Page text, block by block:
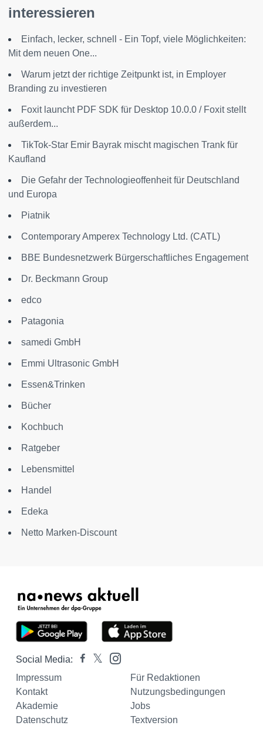
interessieren
Einfach, lecker, schnell - Ein Topf, viele Möglichkeiten:
Mit dem neuen One...
Warum jetzt der richtige Zeitpunkt ist, in Employer
Branding zu investieren
Foxit launcht PDF SDK für Desktop 10.0.0 / Foxit stellt
außerdem...
TikTok-Star Emir Bayrak mischt magischen Trank für
Kaufland
Die Gefahr der Technologieoffenheit für Deutschland
und Europa
Piatnik
Contemporary Amperex Technology Ltd. (CATL)
BBE Bundesnetzwerk Bürgerschaftliches Engagement
Dr. Beckmann Group
edco
Patagonia
samedi GmbH
Emmi Ultrasonic GmbH
Essen&Trinken
Bücher
Kochbuch
Ratgeber
Lebensmittel
Handel
Edeka
Netto Marken-Discount
Social Media:
Impressum
Für Redaktionen
Kontakt
Nutzungsbedingungen
Akademie
Jobs
Datenschutz
Textversion